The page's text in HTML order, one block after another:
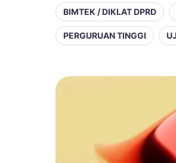
BIMTEK / DIKLAT DPRD
PERGURUAN TINGGI